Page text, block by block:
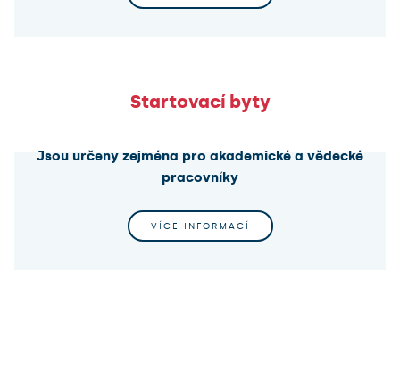
Startovací byty
Jsou určeny zejména pro akademické a vědecké
pracovníky
VÍCE INFORMACÍ